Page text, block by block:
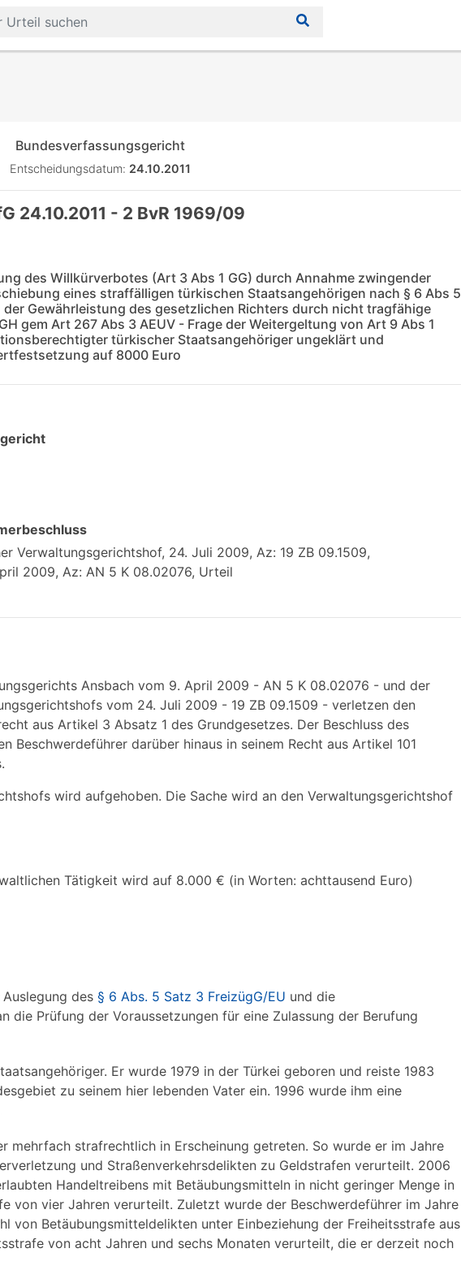
Bundesverfassungsgericht
Entscheidungsdatum: 24.10.2011
24.10.2011 - 2 BvR 1969/09
des Willkürverbotes (Art 3 Abs 1 GG) durch Annahme zwingender
eines straffälligen türkischen Staatsangehörigen nach § 6 Abs 5
Gewährleistung des gesetzlichen Richters durch nicht tragfähige
gem Art 267 Abs 3 AEUV - Frage der Weitergeltung von Art 9 Abs 1
türkischer Staatsangehöriger ungeklärt und
auf 8000 Euro
Verwaltungsgerichtshof, 24. Juli 2009, Az: 19 ZB 09.1509,
2009, Az: AN 5 K 08.02076, Urteil
Ansbach vom 9. April 2009 - AN 5 K 08.02076 - und der
vom 24. Juli 2009 - 19 ZB 09.1509 - verletzen den
aus Artikel 3 Absatz 1 des Grundgesetzes. Der Beschluss des
Beschwerdeführer darüber hinaus in seinem Recht aus Artikel 101
wird aufgehoben. Die Sache wird an den Verwaltungsgerichtshof
Tätigkeit wird auf 8.000 € (in Worten: achttausend Euro)
des § 6 Abs. 5 Satz 3 FreizügG/EU und die
die Prüfung der Voraussetzungen für eine Zulassung der Berufung
Er wurde 1979 in der Türkei geboren und reiste 1983
zu seinem hier lebenden Vater ein. 1996 wurde ihm eine
mehrfach strafrechtlich in Erscheinung getreten. So wurde er im Jahre
und Straßenverkehrsdelikten zu Geldstrafen verurteilt. 2006
Handeltreibens mit Betäubungsmitteln in nicht geringer Menge in
von vier Jahren verurteilt. Zuletzt wurde der Beschwerdeführer im Jahre
von Betäubungsmitteldelikten unter Einbeziehung der Freiheitsstrafe aus
von acht Jahren und sechs Monaten verurteilt, die er derzeit noch